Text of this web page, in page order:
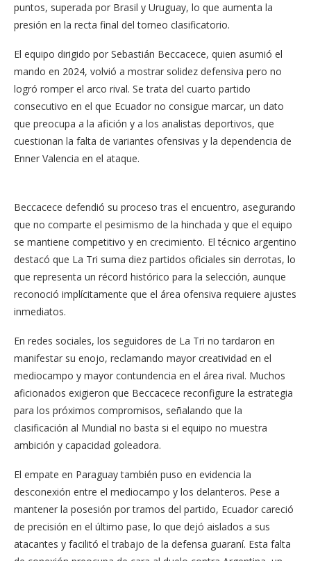
puntos, superada por Brasil y Uruguay, lo que aumenta la
presión en la recta final del torneo clasificatorio.
El equipo dirigido por Sebastián Beccacece, quien asumió el
mando en 2024, volvió a mostrar solidez defensiva pero no
logró romper el arco rival. Se trata del cuarto partido
consecutivo en el que Ecuador no consigue marcar, un dato
que preocupa a la afición y a los analistas deportivos, que
cuestionan la falta de variantes ofensivas y la dependencia de
Enner Valencia en el ataque.
Beccacece defendió su proceso tras el encuentro, asegurando
que no comparte el pesimismo de la hinchada y que el equipo
se mantiene competitivo y en crecimiento. El técnico argentino
destacó que La Tri suma diez partidos oficiales sin derrotas, lo
que representa un récord histórico para la selección, aunque
reconoció implícitamente que el área ofensiva requiere ajustes
inmediatos.
En redes sociales, los seguidores de La Tri no tardaron en
manifestar su enojo, reclamando mayor creatividad en el
mediocampo y mayor contundencia en el área rival. Muchos
aficionados exigieron que Beccacece reconfigure la estrategia
para los próximos compromisos, señalando que la
clasificación al Mundial no basta si el equipo no muestra
ambición y capacidad goleadora.
El empate en Paraguay también puso en evidencia la
desconexión entre el mediocampo y los delanteros. Pese a
mantener la posesión por tramos del partido, Ecuador careció
de precisión en el último pase, lo que dejó aislados a sus
atacantes y facilitó el trabajo de la defensa guaraní. Esta falta